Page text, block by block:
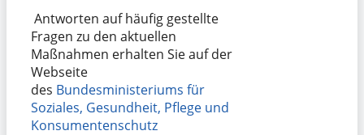
Antworten auf häufig gestellte
Fragen zu den aktuellen
Maßnahmen erhalten Sie auf der
Webseite
des Bundesministeriums für
Soziales, Gesundheit, Pflege und
Konsumentenschutz